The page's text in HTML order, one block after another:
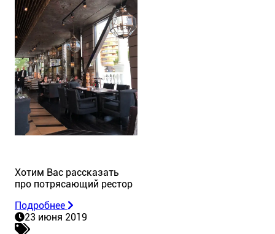
Хотим Вас рассказать
про потрясающий рестор
Подробнее
23 июня 2019